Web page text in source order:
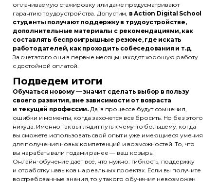
оплачиваемую стажировку или даже предусматривают
гарантию трудоустройства. Допустим, в Action Digital School
студенты получают поддержку в трудоустройстве,
дополнительные материалы с рекомендациями, как
составлять беспроигрышные резюме, где искать
работодателей, как проходить собеседования и т.д
За счет этого они в первые месяцы находят хорошую работу
с достойной оплатой.
Подведем итоги
Обучаться новому — значит сделать выбор в пользу
своего развития, вне зависимости от возраста
и текущей профессии. Да, в процессе будут сомнения,
ошибки и моменты, когда захочется все бросить. Но без этого
никуда. Именно так выглядит путь к чему-то большему, когда
вы сможете использовать свой опыт и уже имеющиеся умения
для получения новых компетенций и возможностей. То, что
вы нарабатывали годами ранее — ваш козырь.
Онлайн-обучение дает все, что нужно: гибкость, поддержку
и отработку навыков на реальных проектах. Если вы получите
востребованные знания, то у такого обучения невозможен